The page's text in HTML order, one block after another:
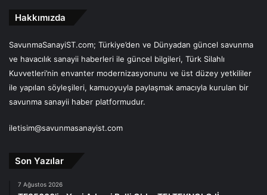
Hakkımızda
SavunmaSanayiST.com; Türkiye’den ve Dünyadan güncel savunma
ve havacılık sanayii haberleri ile güncel bilgileri, Türk Silahlı
Kuvvetleri’nin envanter modernizasyonunu ve üst düzey yetkililer
ile yapılan söyleşileri, kamuoyuyla paylaşmak amacıyla kurulan bir
savunma sanayii haber platformudur.
iletisim@savunmasanayist.com
Son Yazılar
7 Ağustos 2026